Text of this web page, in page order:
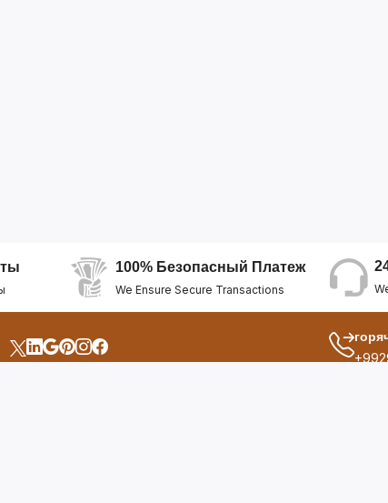
100% Безопасный Платеж
We Ensure Secure Transactions